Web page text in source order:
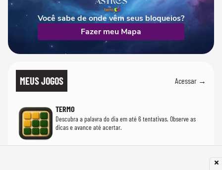
Você sabe de onde vêm seus bloqueios?
Fazer meu Mapa
MEUS JOGOS Acessar →
TERMO
Descubra a palavra do dia em até 6 tentativas. Observe as
dicas e avance até acertar.